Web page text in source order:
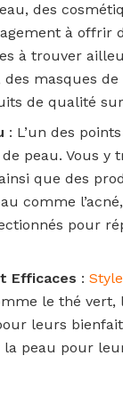
des
à offrir
à trouver
masques
de qualité
: L’un des
peau. Vous y
que des
comme
pour
Efficaces :
le thé vert,
leurs
peau pour